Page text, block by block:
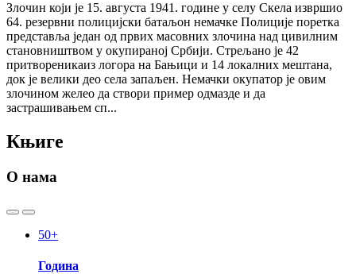
Злочин који је 15. августа 1941. године у селу Скела извршио
64. резервни полицијски батаљон немачке Полиције поретка
представља један од првих масовних злочина над цивилним
становништвом у окупираној Србији. Стрељано је 42
притвореникаиз логора на Бањици и 14 локалних мештана,
док је велики део села запаљен. Немачки окупатор је овим
злочином желео да створи пример одмазде и да
застрашивањем сп...
Књиге
О нама
50+
Година